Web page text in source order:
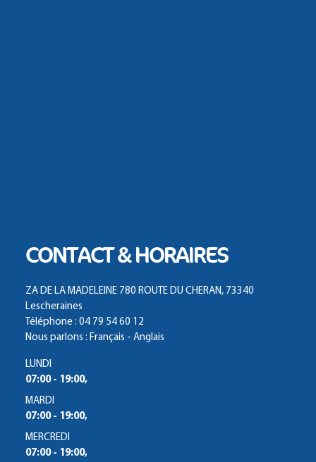
CONTACT & HORAIRES
ZA DE LA MADELEINE 780 ROUTE DU CHERAN, 73340
Lescheraines
Téléphone : 04 79 54 60 12
Nous parlons : Français - Anglais
LUNDI
07:00 - 19:00,
MARDI
07:00 - 19:00,
MERCREDI
07:00 - 19:00,